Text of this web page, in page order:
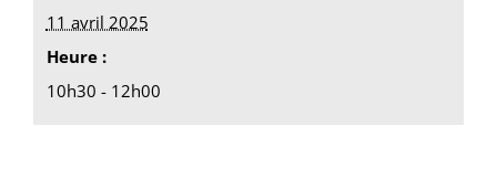
11 avril 2025
Heure :
10h30 - 12h00